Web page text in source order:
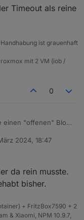
Timeout als reine
ist grauenhaft
mit 2 VM (iob /
0
einen "offenen" Block
Timeout als
2024, 18:47
da rein musste.
bisher.
+ FritzBox7590 + 2
& Xiaomi, NPM 10.9.7,